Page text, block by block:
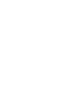
amigo
autor
la foto